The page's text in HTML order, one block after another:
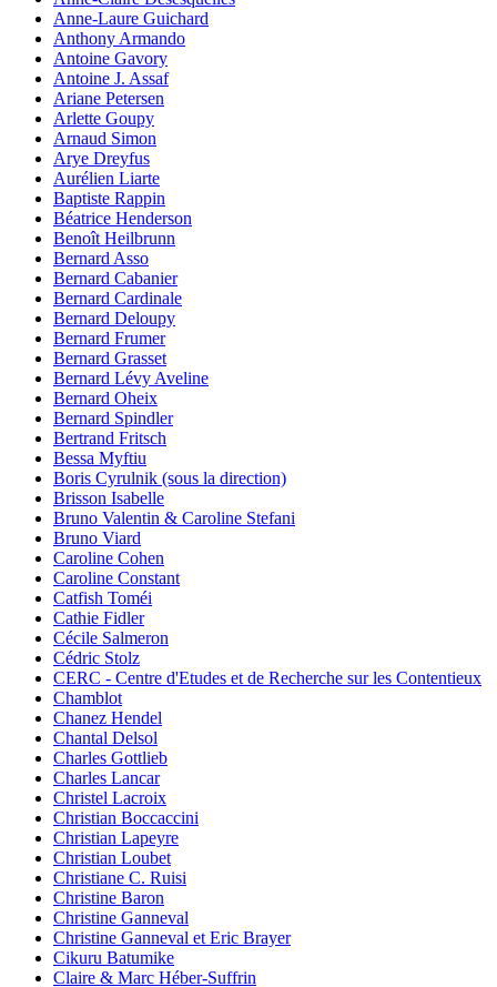
Anne-Laure Guichard
Anthony Armando
Antoine Gavory
Antoine J. Assaf
Ariane Petersen
Arlette Goupy
Arnaud Simon
Arye Dreyfus
Aurélien Liarte
Baptiste Rappin
Béatrice Henderson
Benoît Heilbrunn
Bernard Asso
Bernard Cabanier
Bernard Cardinale
Bernard Deloupy
Bernard Frumer
Bernard Grasset
Bernard Lévy Aveline
Bernard Oheix
Bernard Spindler
Bertrand Fritsch
Bessa Myftiu
Boris Cyrulnik (sous la direction)
Brisson Isabelle
Bruno Valentin & Caroline Stefani
Bruno Viard
Caroline Cohen
Caroline Constant
Catfish Toméi
Cathie Fidler
Cécile Salmeron
Cédric Stolz
CERC - Centre d'Etudes et de Recherche sur les Contentieux
Chamblot
Chanez Hendel
Chantal Delsol
Charles Gottlieb
Charles Lancar
Christel Lacroix
Christian Boccaccini
Christian Lapeyre
Christian Loubet
Christiane C. Ruisi
Christine Baron
Christine Ganneval
Christine Ganneval et Eric Brayer
Cikuru Batumike
Claire & Marc Héber-Suffrin